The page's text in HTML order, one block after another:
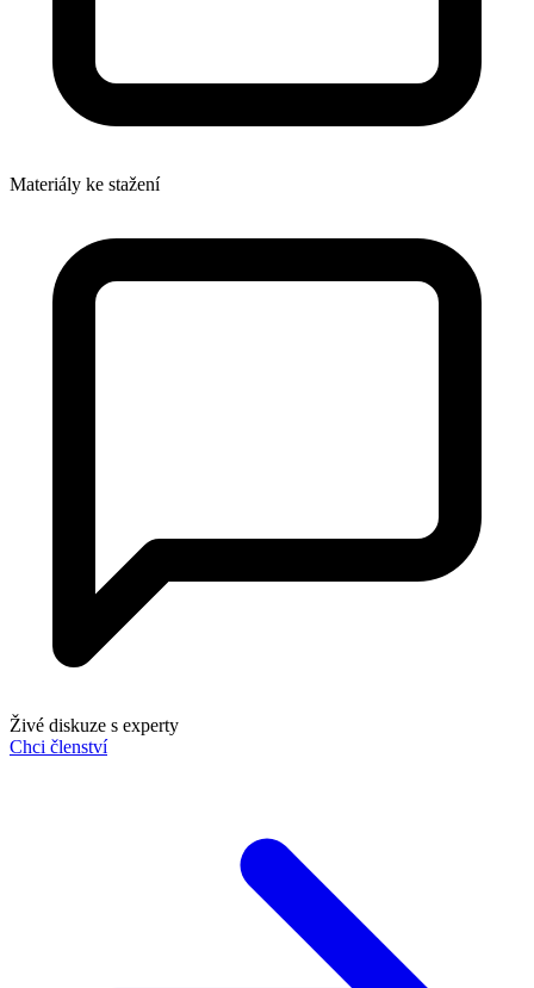
Materiály ke stažení
Živé diskuze s experty
Chci členství